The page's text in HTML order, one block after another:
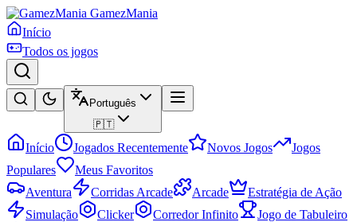
GamezMania
Início
Todos os jogos
Português
🇵🇹
Início Jogados Recentemente Novos Jogos
Jogos
Populares
Meus Favoritos
Aventura
Corridas Arcade Arcade
Estratégia de Ação
Simulação
Clicker Corredor Infinito
Jogo de Tabuleiro